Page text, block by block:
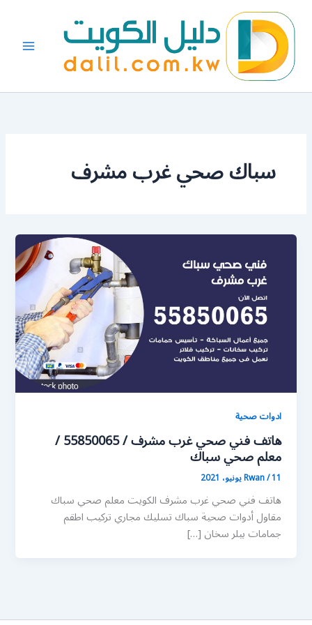
المحتوى
سباك صحي غرب مشرف
ادوات صحية
هاتف فني صحي غرب مشرف / 55850065 /
معلم صحي سباك
Rwan/11 يونيو، 2021
هاتف فني صحي غرب مشرف الكويت معلم صحي سباك
مقاول أدوات صحية سباك تسليك مجاري تركيب اطقم
جمامات بيلر سخان […]